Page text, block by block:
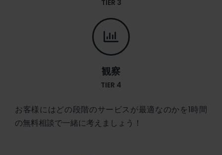
TIER 3
観察
TIER 4
お客様にはどの段階のサービスが最適なのかを1時間
の無料相談で一緒に考えましょう！